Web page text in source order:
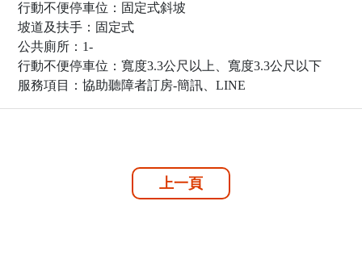
行動不便停車位：固定式斜坡
坡道及扶手：固定式
公共廁所：1-
行動不便停車位：寬度3.3公尺以上、寬度3.3公尺以下
服務項目：協助聽障者訂房-簡訊、LINE
上一頁